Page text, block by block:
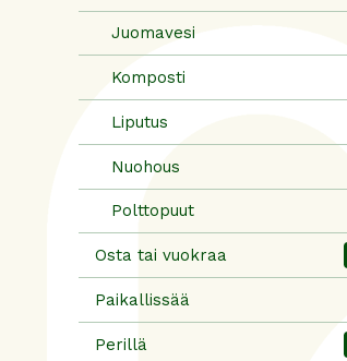
Juomavesi
Komposti
Liputus
Nuohous
Polttopuut
Osta tai vuokraa
Paikallissää
Perillä